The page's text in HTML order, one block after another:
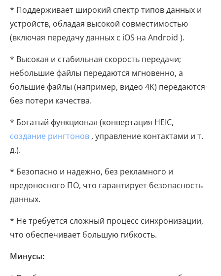
* Поддерживает широкий спектр типов данных и
устройств, обладая высокой совместимостью
(включая передачу данных с iOS на Android ).
* Высокая и стабильная скорость передачи;
небольшие файлы передаются мгновенно, а
большие файлы (например, видео 4K) передаются
без потери качества.
* Богатый функционал (конвертация HEIC,
создание рингтонов , управление контактами и т.
д.).
* Безопасно и надежно, без рекламного и
вредоносного ПО, что гарантирует безопасность
данных.
* Не требуется сложный процесс синхронизации,
что обеспечивает большую гибкость.
Минусы: